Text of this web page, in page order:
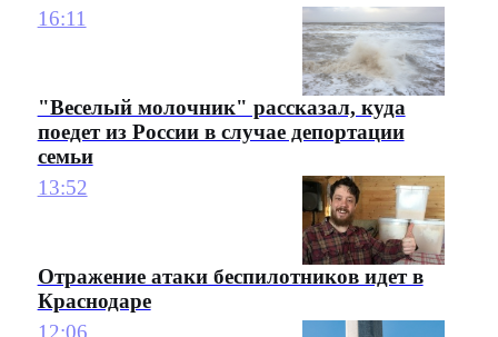
16:11
"Веселый молочник" рассказал, куда
поедет из России в случае депортации
семьи
13:52
Отражение атаки беспилотников идет в
Краснодаре
12:06